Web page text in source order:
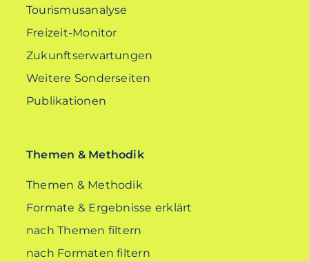
Tourismusanalyse
Freizeit-Monitor
Zukunftserwartungen
Weitere Sonderseiten
Publikationen
Themen & Methodik
Themen & Methodik
Formate & Ergebnisse erklärt
nach Themen filtern
nach Formaten filtern